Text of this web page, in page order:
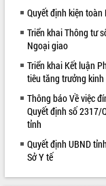
LIÊN KẾT WEB
Quyết định kiện
Triển khai Thông tư
Ngoại giao
Triển khai Kết luận
tiêu tăng trưởng
Thông báo Về việc
Quyết định số 2317/
tỉnh
Quyết định UBND
Sở Y tế